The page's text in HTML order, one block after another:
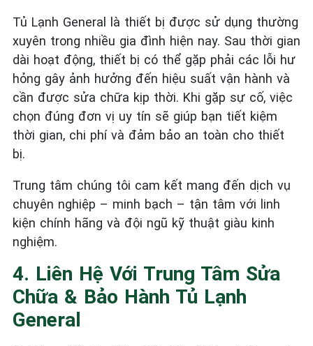
Tủ Lạnh General là thiết bị được sử dụng thường
xuyên trong nhiều gia đình hiện nay. Sau thời gian
dài hoạt động, thiết bị có thể gặp phải các lỗi hư
hỏng gây ảnh hưởng đến hiệu suất vận hành và
cần được sửa chữa kịp thời. Khi gặp sự cố, việc
chọn đúng đơn vị uy tín sẽ giúp bạn tiết kiệm
thời gian, chi phí và đảm bảo an toàn cho thiết
bị.
Trung tâm chúng tôi cam kết mang đến dịch vụ
chuyên nghiệp – minh bạch – tận tâm với linh
kiện chính hãng và đội ngũ kỹ thuật giàu kinh
nghiệm.
4. Liên Hệ Với Trung Tâm Sửa
Chữa & Bảo Hành Tủ Lạnh
General